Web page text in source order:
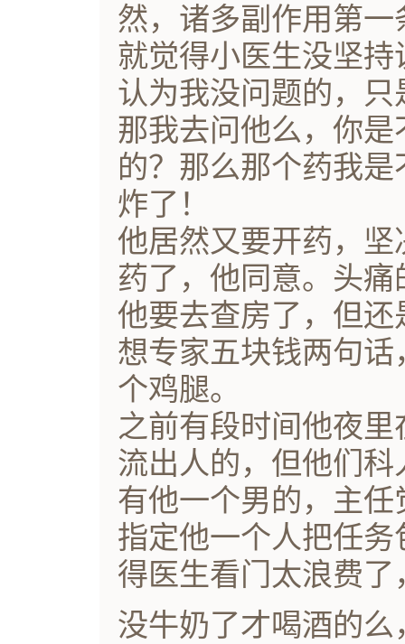
然，诸多副作用第
就觉得小医生没坚
认为我没问题的，
那我去问他么，你
的？那么那个药我
炸了！
他居然又要开药，
药了，他同意。头
他要去查房了，但
想专家五块钱两句
个鸡腿。
之前有段时间他夜
流出人的，但他们
有他一个男的，主
指定他一个人把任
得医生看门太浪费
没牛奶了才喝酒的